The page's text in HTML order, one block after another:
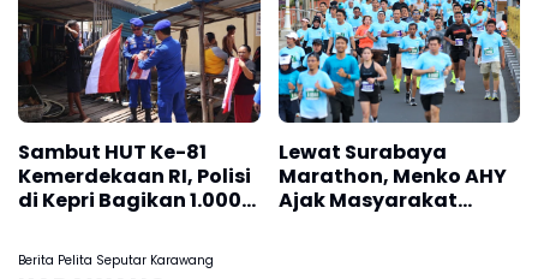
Sambut HUT Ke-81
Kemerdekaan RI, Polisi
di Kepri Bagikan 1.000
Lewat Surabaya
Marathon, Menko AHY
Ajak Masyarakat
Berita Pelita Seputar Karawang